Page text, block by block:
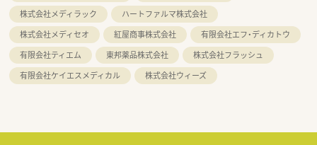
株式会社メディラック
ハートファルマ株式会社
株式会社メディセオ
紅屋商事株式会社
有限会社エフ・ディカトウ
有限会社ティエム
東邦薬品株式会社
株式会社フラッシュ
有限会社ケイエスメディカル
株式会社ウィーズ